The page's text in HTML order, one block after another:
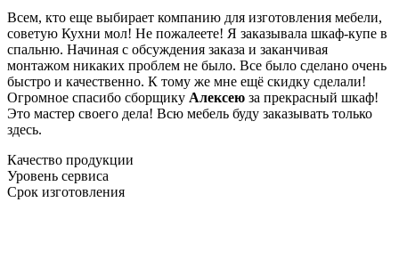
Всем, кто еще выбирает компанию для изготовления мебели,
советую Кухни мол! Не пожалеете! Я заказывала шкаф-купе в
спальню. Начиная с обсуждения заказа и заканчивая
монтажом никаких проблем не было. Все было сделано очень
быстро и качественно. К тому же мне ещё скидку сделали!
Огромное спасибо сборщику Алексею за прекрасный шкаф!
Это мастер своего дела! Всю мебель буду заказывать только
здесь.
Качество продукции
Уровень сервиса
Срок изготовления